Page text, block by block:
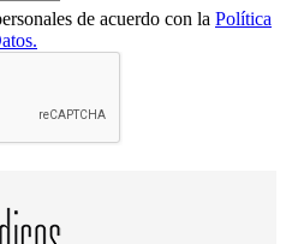
de acuerdo con la Política